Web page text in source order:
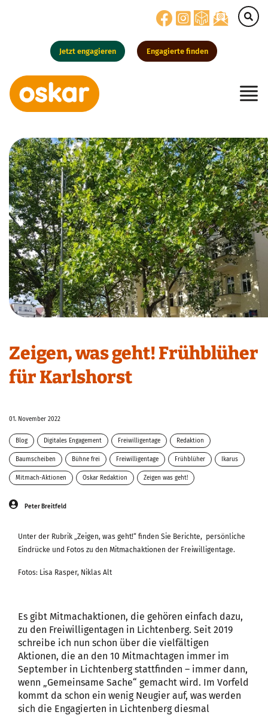
Jetzt engagieren Engagierte finden
Hauptnavigation
Zeigen, was geht! Frühblüher
für Karlshorst
01. November 2022
Blog Digitales Engagement Freiwilligentage Redaktion
Baumscheiben Bühne frei Freiwilligentage Frühblüher Ikarus
Mitmach-Aktionen Oskar Redaktion Zeigen was geht!
Peter Breitfeld
Unter der Rubrik „Zeigen, was geht!“ finden Sie Berichte, persönliche
Eindrücke und Fotos zu den Mitmachaktionen der Freiwilligentage.
Fotos: Lisa Rasper, Niklas Alt
Es gibt Mitmachaktionen, die gehören einfach dazu,
zu den Freiwilligentagen in Lichtenberg. Seit 2019
schreibe ich nun schon über die vielfältigen
Aktionen, die an den 10 Mitmachtagen immer im
September in Lichtenberg stattfinden – immer dann,
wenn „Gemeinsame Sache“ gemacht wird. Im Vorfeld
kommt da schon ein wenig Neugier auf, was werden
sich die Engagierten in Lichtenberg diesmal